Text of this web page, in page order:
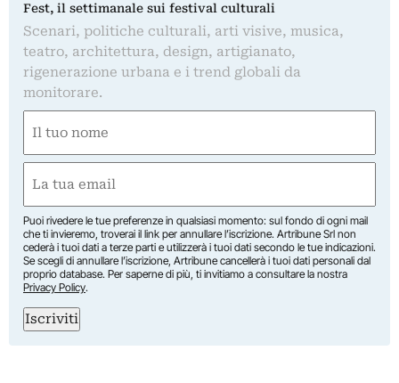
Fest, il settimanale sui festival culturali
Scenari, politiche culturali, arti visive, musica,
teatro, architettura, design, artigianato,
rigenerazione urbana e i trend globali da
monitorare.
(Required)
First
(Required)
Puoi rivedere le tue preferenze in qualsiasi momento: sul fondo di ogni mail
che ti invieremo, troverai il link per annullare l’iscrizione. Artribune Srl non
cederà i tuoi dati a terze parti e utilizzerà i tuoi dati secondo le tue indicazioni.
Se scegli di annullare l’iscrizione, Artribune cancellerà i tuoi dati personali dal
proprio database. Per saperne di più, ti invitiamo a consultare la nostra
Privacy Policy.
Iscriviti